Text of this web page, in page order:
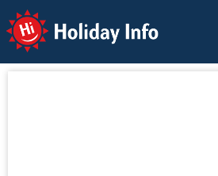
Holiday Info